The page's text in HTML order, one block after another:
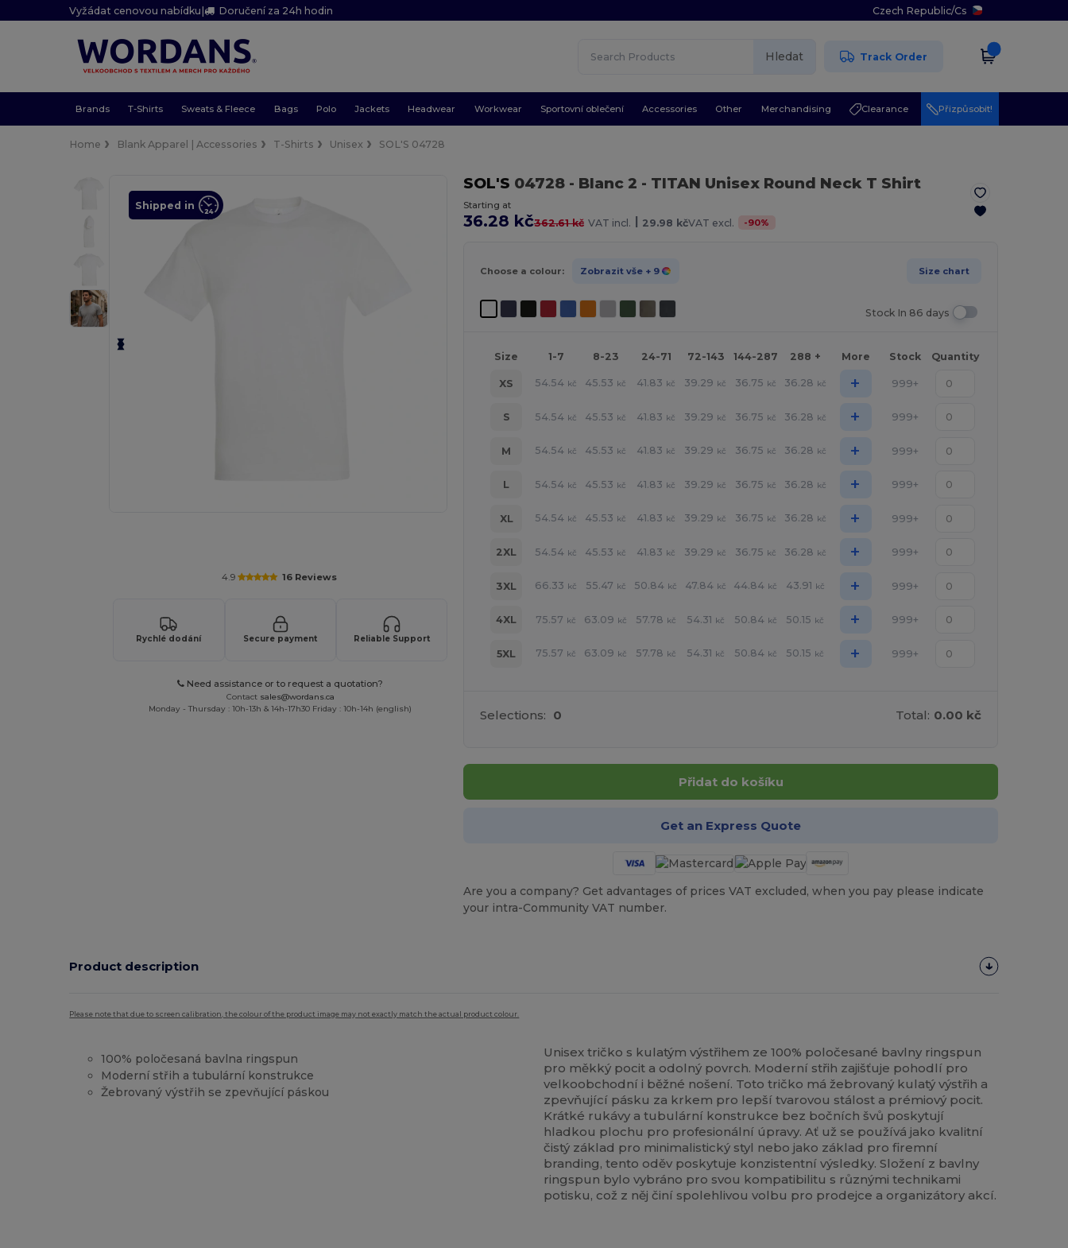
Vyžádat cenovou nabídku| Doručení za 24h hodin Czech Republic/Cs
Hledat Track Order
Brands T-Shirts Sweats & Fleece Bags Polo Jackets Headwear Workwear Sportovní oblečení Accessories Other Merchandising Clearance Přizpůsobit!
Home Blank Apparel | Accessories T-Shirts Unisex SOL'S 04728
Shipped in
4.9 16 Reviews
Rychlé dodání Secure payment Reliable Support
Need assistance or to request a quotation?
Contact sales@wordans.ca
Monday - Thursday : 10h-13h & 14h-17h30 Friday : 10h-14h (english)
SOL'S 04728 - Blanc 2 - TITAN Unisex Round Neck T Shirt
Starting at
36.28 kč362.61 kč VAT incl. | 29.98 kčVAT excl. -90%
Choose a colour: Zobrazit vše + 9 Size chart
Stock In 86 days
Size 1-7 8-23 24-71 72-143 144-287 288 + More Stock Quantity
XS 54.54 kč 45.53 kč 41.83 kč 39.29 kč 36.75 kč 36.28 kč + 999+
S 54.54 kč 45.53 kč 41.83 kč 39.29 kč 36.75 kč 36.28 kč + 999+
M 54.54 kč 45.53 kč 41.83 kč 39.29 kč 36.75 kč 36.28 kč + 999+
L 54.54 kč 45.53 kč 41.83 kč 39.29 kč 36.75 kč 36.28 kč + 999+
XL 54.54 kč 45.53 kč 41.83 kč 39.29 kč 36.75 kč 36.28 kč + 999+
2XL 54.54 kč 45.53 kč 41.83 kč 39.29 kč 36.75 kč 36.28 kč + 999+
3XL 66.33 kč 55.47 kč 50.84 kč 47.84 kč 44.84 kč 43.91 kč + 999+
4XL 75.57 kč 63.09 kč 57.78 kč 54.31 kč 50.84 kč 50.15 kč + 999+
5XL 75.57 kč 63.09 kč 57.78 kč 54.31 kč 50.84 kč 50.15 kč + 999+
Selections: 0 Total: 0.00 kč
Přidat do košíku
Get an Express Quote
Are you a company? Get advantages of prices VAT excluded, when you pay please indicate
your intra-Community VAT number.
Product description
Please note that due to screen calibration, the colour of the product image may not exactly match the actual product colour.
100% poločesaná bavlna ringspun
Moderní střih a tubulární konstrukce
Žebrovaný výstřih se zpevňující páskou
Unisex tričko s kulatým výstřihem ze 100% poločesané bavlny ringspun
pro měkký pocit a odolný povrch. Moderní střih zajišťuje pohodlí pro
velkoobchodní i běžné nošení. Toto tričko má žebrovaný kulatý výstřih a
zpevňující pásku za krkem pro lepší tvarovou stálost a prémiový pocit.
Krátké rukávy a tubulární konstrukce bez bočních švů poskytují
hladkou plochu pro profesionální úpravy. Ať už se používá jako kvalitní
čistý základ pro minimalistický styl nebo jako základ pro firemní
branding, tento oděv poskytuje konzistentní výsledky. Složení z bavlny
ringspun bylo vybráno pro svou kompatibilitu s různými technikami
potisku, což z něj činí spolehlivou volbu pro prodejce a organizátory akcí.